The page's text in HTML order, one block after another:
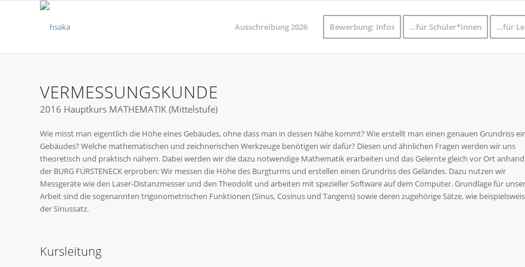
Ausschreibung 2026 Bewerbung: Infos …für Schüler*innen …für
VERMESSUNGSKUNDE
2016 Hauptkurs MATHEMATIK (Mittelstufe)
Wie misst man eigentlich die Höhe eines Gebäudes, ohne dass man in dessen Nähe kommt? Wie erstellt man einen genauen Grundriss
Gebäudes? Welche mathematischen und zeichnerischen Werkzeuge benötigen wir dafür? Diesen und ähnlichen Fragen werden wir uns
theoretisch und praktisch nähern. Dabei werden wir die dazu notwendige Mathematik erarbeiten und das Gelernte gleich vor Ort anhand
der BURG FÜRSTENECK erproben: Wir messen die Höhe des Burgturms und erstellen einen Grundriss des Geländes. Dazu nutzen wir
Messgeräte wie den Laser-Distanzmesser und den Theodolit und arbeiten mit spezieller Software auf dem Computer. Grundlage für
Arbeit sind die sogenannten trigonometrischen Funktionen (Sinus, Cosinus und Tangens) sowie deren zugehörige Sätze, wie
der Sinussatz.
Kursleitung